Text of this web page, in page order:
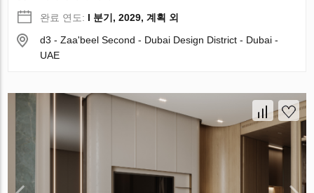
완료 연도: I 분기, 2029, 계획 외
d3 - Zaa'beel Second - Dubai Design District - Dubai -
UAE